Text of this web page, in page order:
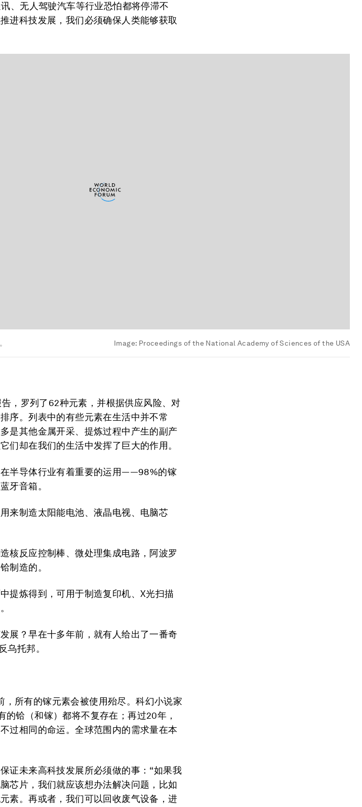
、无人驾驶汽车等行业恐怕都将停滞不
进科技发展，我们必须确保人类能够获取
Image: Proceedings of the National Academy of Sciences of the USA
，罗列了62种元素，并根据供应风险、对
序。列表中的有些元素在生活中并不常
是其他金属开采、提炼过程中产生的副产
们却在我们的生活中发挥了巨大的作用。
半导体行业有着重要的运用——98%的镓
牙音箱。
来制造太阳能电池、液晶电视、电脑芯
核反应控制棒、微处理集成电路，阿波罗
制造的。
提炼得到，可用于制造复印机、X光扫描
展？早在十多年前，就有人给出了一番奇
托邦。
所有的镓元素会被使用殆尽。科幻小说家
的铪（和镓）都将不复存在；再过20年，
过相同的命运。全球范围内的需求量在本
证未来高科技发展所必须做的事：“如果我
芯片，我们就应该想办法解决问题，比如
素。再或者，我们可以回收废气设备，进